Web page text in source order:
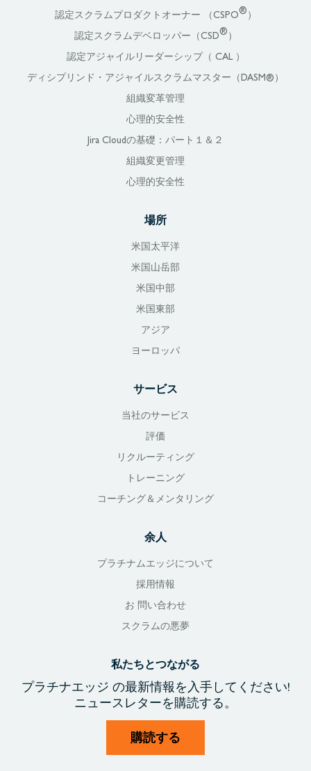
認定スクラムプロダクトオーナー （CSPO® ）
認定スクラムデベロッパー（CSD® ）
認定アジャイルリーダーシップ（ CAL ）
ディシプリンド・アジャイルスクラムマスター（DASM®）
組織変革管理
心理的安全性
Jira Cloudの基礎：パート１＆２
組織変更管理
心理的安全性
場所
米国太平洋
米国山岳部
米国中部
米国東部
アジア
ヨーロッパ
サービス
当社のサービス
評価
リクルーティング
トレーニング
コーチング＆メンタリング
余人
プラチナムエッジについて
採用情報
お 問い合わせ
スクラムの悪夢
私たちとつながる
プラチナエッジ の最新情報を入手してください!
ニュースレターを購読する。
購読する